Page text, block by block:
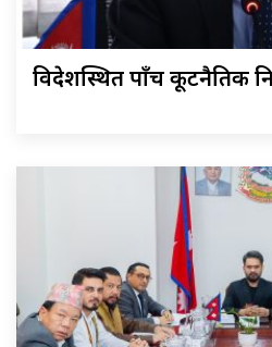
विदेशस्थित पाँच कूटनैतिक